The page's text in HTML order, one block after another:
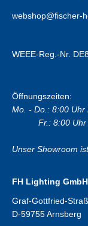
webshop@fischer-
WEEE-Reg.-Nr.
Öffnungszeiten:
Mo. - Do.: 8:00 Uhr
Fr.: 8:00 Uhr
Unser Showroom
FH Lighting GmbH
Graf-Gottfried-
D-59755 Arnsberg